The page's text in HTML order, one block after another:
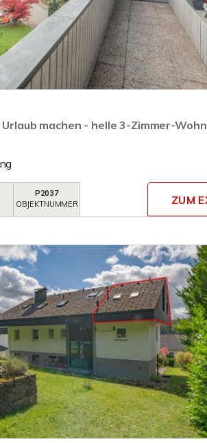
machen - helle 3-Zimmer-
P2037
OBJEKTNUMMER
ZUM